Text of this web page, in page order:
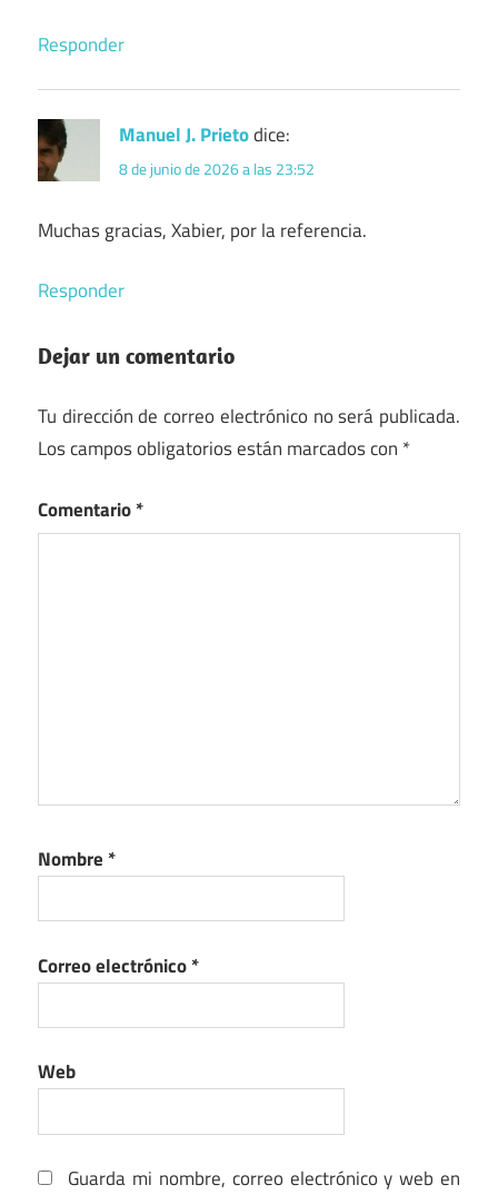
Responder
Manuel J. Prietodice:
8 de junio de 2026 a las 23:52
Muchas gracias, Xabier, por la referencia.
Responder
Dejar un comentario
Tu dirección de correo electrónico no será publicada.
Los campos obligatorios están marcados con *
Comentario*
Nombre *
Correo electrónico*
Web
Guarda mi nombre, correo electrónico y web en